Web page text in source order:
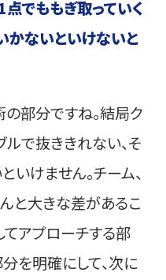
でももぎ取っていく
かないといけないと
の部分ですね。結局ク
ルで抜ききれない、そ
いけません。チーム、
と大きな差があるこ
てアプローチする部
を明確にして、次に